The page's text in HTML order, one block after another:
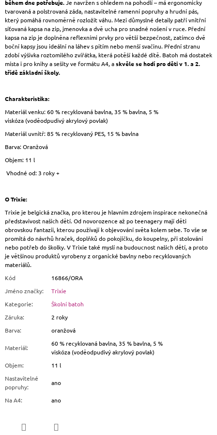
během dne potřebuje.Je navržen s ohledem na pohodlí – má ergonomicky
tvarovaná a polstrovaná záda, nastavitelné ramenní popruhy a hrudní pás,
který pomáhá rovnoměrně rozložit váhu. Mezi důmyslné detaily patří vnitřní
síťovaná kapsa na zip, jmenovka a dvě ucha pro snadné nošení v ruce. Přední
kapsa na zip je doplněna reflexními prvky pro větší bezpečnost, zatímco dvě
boční kapsy jsou ideální na láhev s pitím nebo menší svačinu. Přední stranu
zdobí výšivka roztomilého zvířátka, která potěší každé dítě. Batoh má dostatek
místa i pro knihy a sešity ve formátu A4, askvěle se hodí pro děti v 1. a 2.
třídě základní školy.
Charakteristika:
Materiál venku: 60 % recyklovaná bavlna, 35 % bavlna, 5 %
viskóza (voděodpudivý akrylový povlak)
Materiál uvnitř: 85 % recyklovaný PES, 15 % bavlna
Barva: Oranžová
Objem: 11 l
Vhodné od: 3 roky +
O Trixie:
Trixie je belgická značka, pro kterou je hlavním zdrojem inspirace nekonečná
představivost našich dětí. Od novorozence až po teenagery mají děti
obrovskou fantazii, kterou používají k objevování světa kolem sebe. To vše se
promítá do návrhů hraček, doplňků do pokojíčku, do koupelny, při stolování
nebo potřeb do školky. V Trixie také myslí na budoucnost našich dětí, a proto
je většinou produktů vyrobeny z organické bavlny nebo recyklovaných
materiálů.
Kód
16866/ORA
Jméno značky:
Trixie
Kategorie:
Školní batoh
Záruka:
2 roky
Barva: oranžová
Materiál:
60 % recyklovaná bavlna, 35 % bavlna, 5 %
viskóza (voděodpudivý akrylový povlak)
Objem:
11 l
Nastavitelné
popruhy:
ano
Na A4: ano